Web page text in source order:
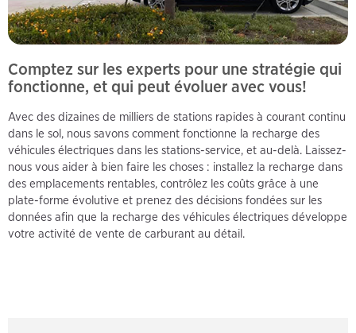
Comptez sur les experts pour une stratégie qui
fonctionne, et qui peut évoluer avec vous!
Avec des dizaines de milliers de stations rapides à courant continu
dans le sol, nous savons comment fonctionne la recharge des
véhicules électriques dans les stations-service, et au-delà. Laissez-
nous vous aider à bien faire les choses : installez la recharge dans
des emplacements rentables, contrôlez les coûts grâce à une
plate-forme évolutive et prenez des décisions fondées sur les
données afin que la recharge des véhicules électriques développe
votre activité de vente de carburant au détail.